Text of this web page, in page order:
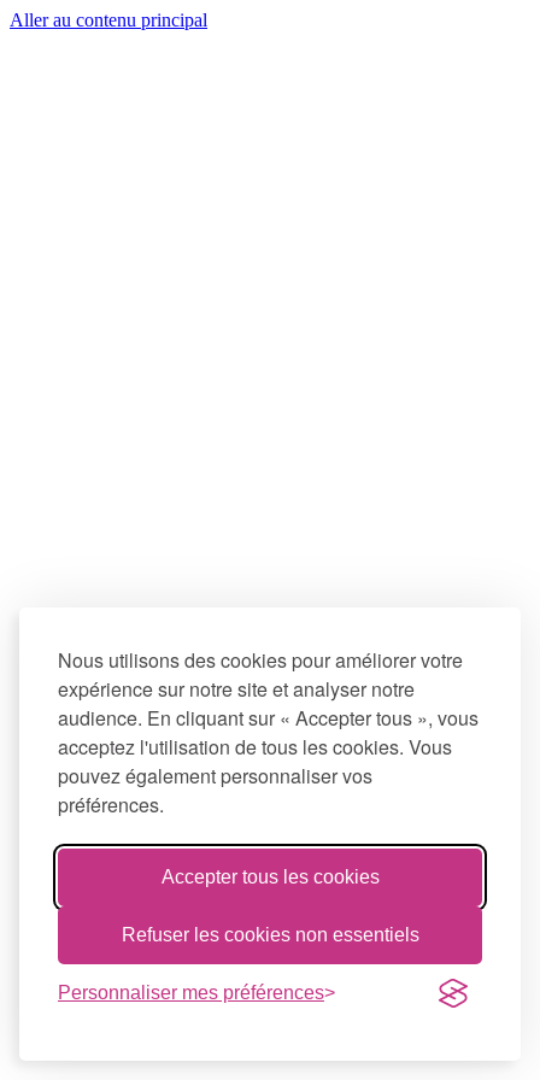
Nous utilisons des cookies pour améliorer votre
expérience sur notre site et analyser notre
audience. En cliquant sur « Accepter tous », vous
acceptez l'utilisation de tous les cookies. Vous
pouvez également personnaliser vos
préférences.
Accepter tous les cookies
Refuser les cookies non essentiels
Personnaliser mes préférences
Aller au contenu principal